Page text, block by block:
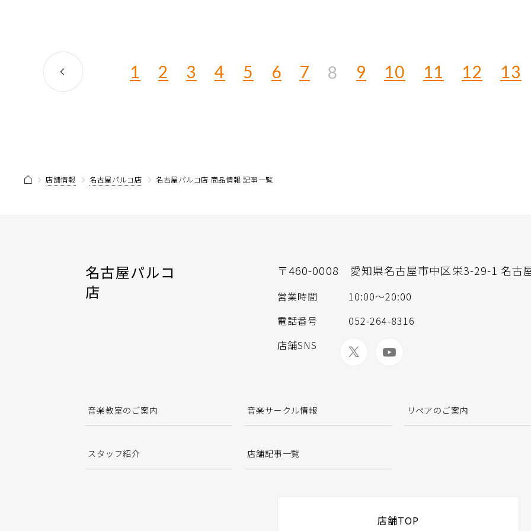
1 2 3 4 5 6 7 8 9 10 11 12 13
店舗情報 名古屋パルコ店 名古屋パルコ店 商品情報 記事一覧
名古屋パルコ
店
〒460-0008 愛知県名古屋市中区栄3-29-1 名古
営業時間
10:00～20:00
電話番号
052-264-8316
店舗SNS
音楽教室のご案内 音楽サークル情報 リペアのご案内
スタッフ紹介 店舗記事一覧
店舗TOP